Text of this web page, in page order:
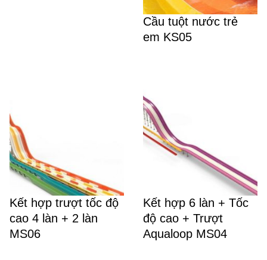
Cầu tuột nước trẻ
em KS05
Kết hợp trượt tốc độ
cao 4 làn + 2 làn
MS06
Kết hợp 6 làn + Tốc
độ cao + Trượt
Aqualoop MS04